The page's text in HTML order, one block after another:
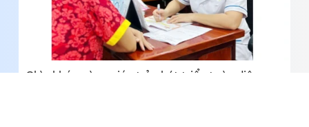
Chìa khóa vàng giúp trẻ phát triển toàn diện